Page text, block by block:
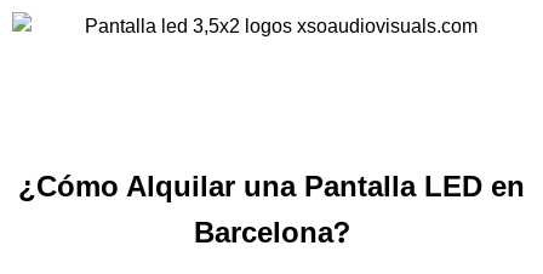
¿Cómo Alquilar una Pantalla LED en
Barcelona?